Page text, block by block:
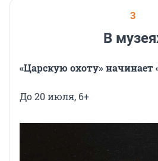
3
В
«Царскую охоту» начинает
До 20 июля, 6+